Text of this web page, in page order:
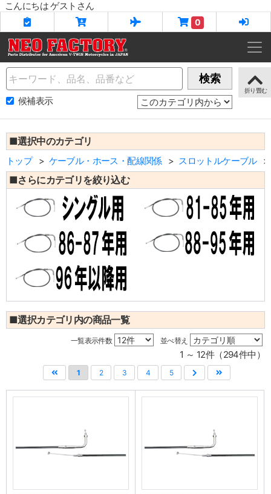
こんにちは ゲストさん
0
Name 検索
候補表示
■選択中のカテゴリ
トップ ケーブル・ホース・配線関係 スロットルケーブル
■さらにカテゴリを絞り込む
■選択カテゴリ内の商品一覧
一覧表示件数 並べ替え
1 ～ 12件（294件中）
1 2 3 4 5